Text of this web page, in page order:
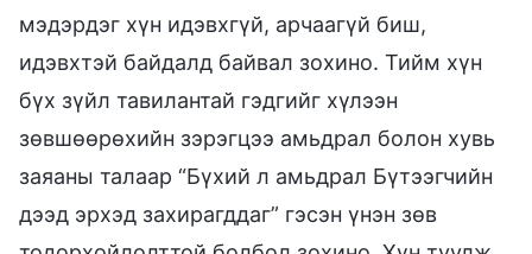
мэдэрдэг хүн идэвхгүй, арчаагүй биш,
идэвхтэй байдалд байвал зохино. Тийм хүн
бүх зүйл тавилантай гэдгийг хүлээн
зөвшөөрөхийн зэрэгцээ амьдрал болон хувь
заяаны талаар “Бүхий л амьдрал Бүтээгчийн
дээд эрхэд захирагддаг” гэсэн үнэн зөв